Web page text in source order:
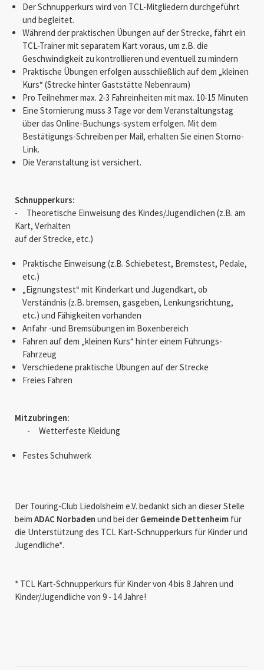
Der Schnupperkurs wird von TCL-Mitgliedern durchgeführt
und begleitet.
Während der praktischen Übungen auf der Strecke, fährt ein
TCL-Trainer mit separatem Kart voraus, um z.B. die
Geschwindigkeit zu kontrollieren und eventuell zu mindern
Praktische Übungen erfolgen ausschließlich auf dem „kleinen
Kurs“ (Strecke hinter Gaststätte Nebenraum)
Pro Teilnehmer max. 2-3 Fahreinheiten mit max. 10-15 Minuten
Eine Stornierung muss 3 Tage vor dem Veranstaltungstag
über das Online-Buchungs-system erfolgen. Mit dem
Bestätigungs-Schreiben per Mail, erhalten Sie einen Storno-
Link.
Die Veranstaltung ist versichert.
Schnupperkurs:
-
Theoretische Einweisung des Kindes/Jugendlichen (z.B. am
Kart, Verhalten
auf der Strecke, etc.)
Praktische Einweisung (z.B. Schiebetest, Bremstest, Pedale,
etc.)
„Eignungstest“ mit Kinderkart und Jugendkart, ob
Verständnis (z.B. bremsen, gasgeben, Lenkungsrichtung,
etc.) und Fähigkeiten vorhanden
Anfahr -und Bremsübungen im Boxenbereich
Fahren auf dem „kleinen Kurs“ hinter einem Führungs-
Fahrzeug
Verschiedene praktische Übungen auf der Strecke
Freies Fahren
Mitzubringen:
- Wetterfeste Kleidung
Festes Schuhwerk
Der Touring-Club Liedolsheim e.V. bedankt sich an dieser Stelle
beim ADAC Norbaden und bei der Gemeinde Dettenheimfür
die Unterstützung des TCL Kart-Schnupperkurs für Kinder und
Jugendliche*.
* TCL Kart-Schnupperkurs für Kinder von 4 bis 8 Jahren und
Kinder/Jugendliche von 9 - 14 Jahre!